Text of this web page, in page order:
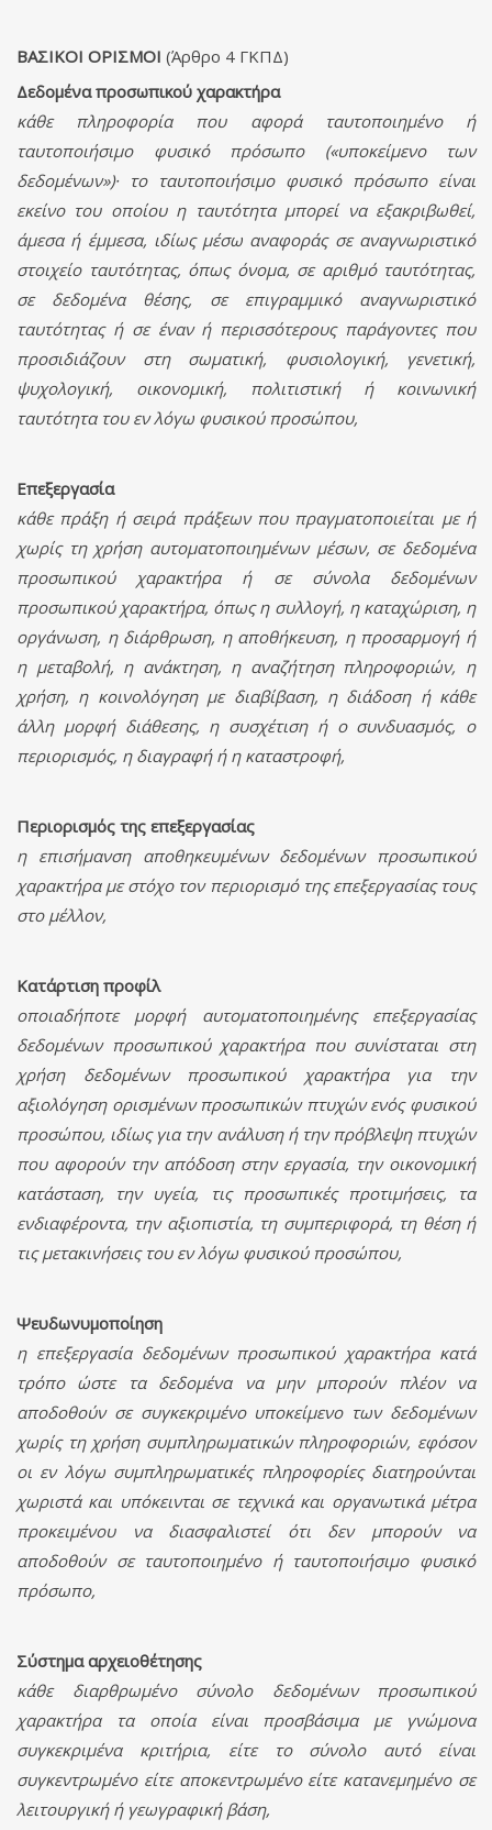
ΒΑΣΙΚΟΙ ΟΡΙΣΜΟΙ (Άρθρο 4 ΓΚΠΔ)
Δεδομένα προσωπικού χαρακτήρα
κάθε πληροφορία που αφορά ταυτοποιημένο ή
ταυτοποιήσιμο φυσικό πρόσωπο («υποκείμενο των
δεδομένων»)· το ταυτοποιήσιμο φυσικό πρόσωπο είναι
εκείνο του οποίου η ταυτότητα μπορεί να εξακριβωθεί,
άμεσα ή έμμεσα, ιδίως μέσω αναφοράς σε αναγνωριστικό
στοιχείο ταυτότητας, όπως όνομα, σε αριθμό ταυτότητας,
σε δεδομένα θέσης, σε επιγραμμικό αναγνωριστικό
ταυτότητας ή σε έναν ή περισσότερους παράγοντες που
προσιδιάζουν στη σωματική, φυσιολογική, γενετική,
ψυχολογική, οικονομική, πολιτιστική ή κοινωνική
ταυτότητα του εν λόγω φυσικού προσώπου,
Επεξεργασία
κάθε πράξη ή σειρά πράξεων που πραγματοποιείται με ή
χωρίς τη χρήση αυτοματοποιημένων μέσων, σε δεδομένα
προσωπικού χαρακτήρα ή σε σύνολα δεδομένων
προσωπικού χαρακτήρα, όπως η συλλογή, η καταχώριση, η
οργάνωση, η διάρθρωση, η αποθήκευση, η προσαρμογή ή
η μεταβολή, η ανάκτηση, η αναζήτηση πληροφοριών, η
χρήση, η κοινολόγηση με διαβίβαση, η διάδοση ή κάθε
άλλη μορφή διάθεσης, η συσχέτιση ή ο συνδυασμός, ο
περιορισμός, η διαγραφή ή η καταστροφή,
Περιορισμός της επεξεργασίας
η επισήμανση αποθηκευμένων δεδομένων προσωπικού
χαρακτήρα με στόχο τον περιορισμό της επεξεργασίας τους
στο μέλλον,
Κατάρτιση προφίλ
οποιαδήποτε μορφή αυτοματοποιημένης επεξεργασίας
δεδομένων προσωπικού χαρακτήρα που συνίσταται στη
χρήση δεδομένων προσωπικού χαρακτήρα για την
αξιολόγηση ορισμένων προσωπικών πτυχών ενός φυσικού
προσώπου, ιδίως για την ανάλυση ή την πρόβλεψη πτυχών
που αφορούν την απόδοση στην εργασία, την οικονομική
κατάσταση, την υγεία, τις προσωπικές προτιμήσεις, τα
ενδιαφέροντα, την αξιοπιστία, τη συμπεριφορά, τη θέση ή
τις μετακινήσεις του εν λόγω φυσικού προσώπου,
Ψευδωνυμοποίηση
η επεξεργασία δεδομένων προσωπικού χαρακτήρα κατά
τρόπο ώστε τα δεδομένα να μην μπορούν πλέον να
αποδοθούν σε συγκεκριμένο υποκείμενο των δεδομένων
χωρίς τη χρήση συμπληρωματικών πληροφοριών, εφόσον
οι εν λόγω συμπληρωματικές πληροφορίες διατηρούνται
χωριστά και υπόκεινται σε τεχνικά και οργανωτικά μέτρα
προκειμένου να διασφαλιστεί ότι δεν μπορούν να
αποδοθούν σε ταυτοποιημένο ή ταυτοποιήσιμο φυσικό
πρόσωπο,
Σύστημα αρχειοθέτησης
κάθε διαρθρωμένο σύνολο δεδομένων προσωπικού
χαρακτήρα τα οποία είναι προσβάσιμα με γνώμονα
συγκεκριμένα κριτήρια, είτε το σύνολο αυτό είναι
συγκεντρωμένο είτε αποκεντρωμένο είτε κατανεμημένο σε
λειτουργική ή γεωγραφική βάση,